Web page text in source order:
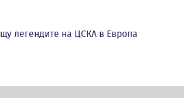
легендите на ЦСКА в Европа